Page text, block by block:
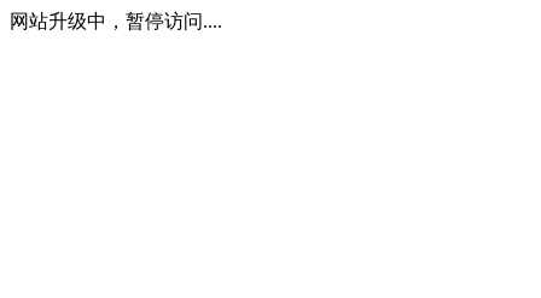
网站升级中，暂停访问....